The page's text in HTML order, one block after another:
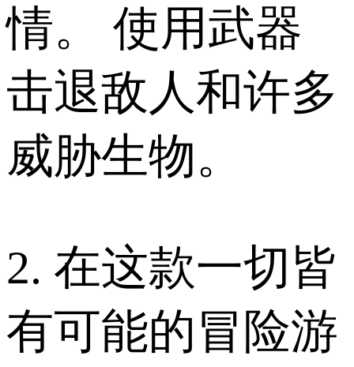
情。 使用武器
击退敌人和许多
威胁生物。
2. 在这款一切皆
有可能的冒险游